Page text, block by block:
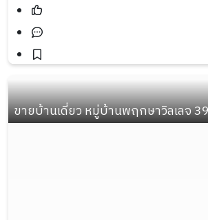
ขายบ้านเดี่ยว หมู่บ้านพฤกษาวิลเลจ